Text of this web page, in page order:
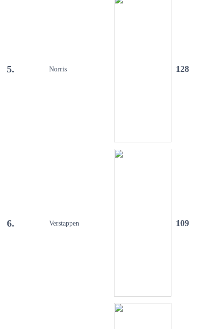
5. Norris 128
6. Verstappen 109